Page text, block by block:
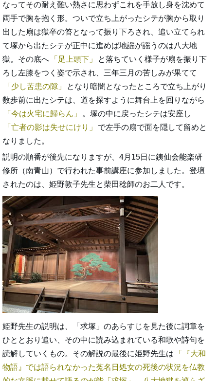
なってその耐え難い熱さに思わずこれを手放し身を沈めて
両手で胸を抱く形。ついで立ち上がったシテが胸から取り
出した扇は獄卒の笞となって振り下ろされ、追い立てられ
て塚から出たシテが正中に進めば地謡が謡うのは八大地
獄。その底へ
足上頭下
と落ちていく様子が扇を振り下
ろし左膝をつく姿で示され、三年三月の苦しみが果てて
少し苦患の隙
となり暗闇となったところで立ち上がり
数歩前に出たシテは、道を探すように舞台上を回りながら
今は火宅に歸らん
。塚の中に戻ったシテは安座し
亡者の影は失せにけり
で左手の扇で面を隠して留めと
なりました。
説明の順番が後先になりますが、4月15日に銕仙会能楽研
修所（南青山）で行われた事前講座に参加しました。登壇
されたのは、姫野敦子先生と柴田稔師のお二人です。
姫野先生の説明は、「求塚」のあらすじを見た後に詞章を
ひととおり追い、その中に読み込まれている和歌や詩句を
読解していくもの。その解説の最後に姫野先生は
『大和
物語』では語られなかった菟名日処女の死後の状況を仏教